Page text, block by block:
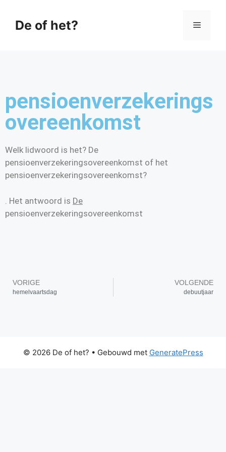
De of het?
pensioenverzekerings
overeenkomst
Welk lidwoord is het? De
pensioenverzekeringsovereenkomst of het
pensioenverzekeringsovereenkomst?
. Het antwoord is De
pensioenverzekeringsovereenkomst
VORIGE
hemelvaartsdag
VOLGENDE
debuutjaar
© 2026 De of het? • Gebouwd met GeneratePress